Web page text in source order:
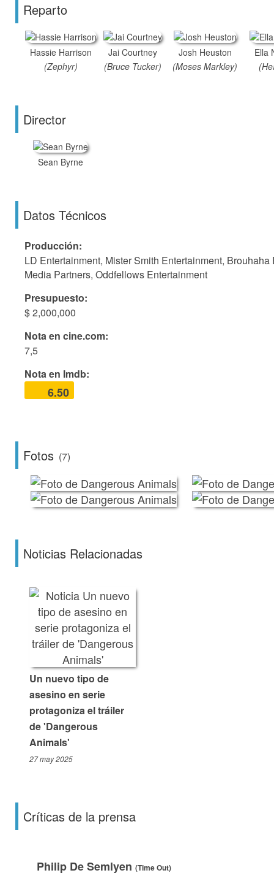
Reparto
Hassie Harrison
(Zephyr)
Jai Courtney
(Bruce Tucker)
Josh Heuston
(Moses Markley)
Ella
Director
Sean Byrne
Datos Técnicos
Producción:
LD Entertainment, Mister Smith Entertainment,
Media Partners, Oddfellows Entertainment
Presupuesto:
$ 2,000,000
Nota en cine.com:
7,5
Nota en Imdb:
6.50
Fotos (7)
Noticias Relacionadas
Un nuevo tipo de
asesino en serie
protagoniza el tráiler
de 'Dangerous
Animals'
27 may 2025
Críticas de la prensa
Philip De Semlyen (Time Out)